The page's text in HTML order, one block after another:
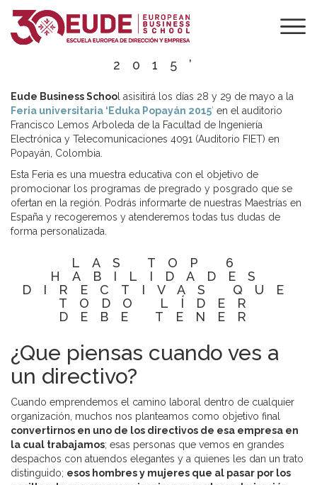
FERIA
UNIVERSITARIA
2015’
Eude Business Schoo l asisitirá los días 28 y 29 de mayo a la
Feria universitaria ‘Eduka Popayán 2015’ en el auditorio
Francisco Lemos Arboleda de la Facultad de Ingeniería
Electrónica y Telecomunicaciones 4091 (Auditorio FIET) en
Popayán, Colombia.
Esta Feria es una muestra educativa con el objetivo de
promocionar los programas de pregrado y posgrado que se
ofertan en la región. Podrás informarte de nuestras Maestrías en
España y recogeremos y atenderemos todas tus dudas de
forma personalizada.
LAS TOP 6
HABILIDADES
DIRECTIVAS QUE
TODO LÍDER
DEBE TENER
¿Que piensas cuando ves a
un directivo?
Cuando emprendemos el camino laboral dentro de cualquier
organización, muchos nos planteamos como objetivo final
convertirnos en uno de los directivos de esa empresa en
la cual trabajamos; esas personas que vemos en grandes
despachos con atuendos elegantes y a quienes les dan un trato
distinguido; esos hombres y mujeres que al pasar por los